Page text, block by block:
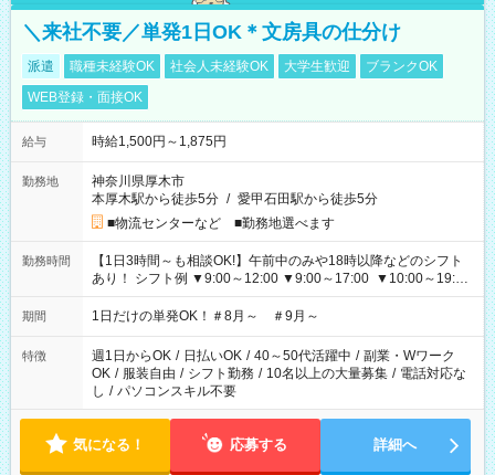
＼来社不要／単発1日OK＊文房具の仕分け
派遣 職種未経験OK 社会人未経験OK 大学生歓迎
ブランクOK
WEB登録・面接OK
給与 時給1,500円～1,875円
勤務地
神奈川県厚木市
本厚木駅から徒歩5分 / 愛甲石田駅から徒歩5分
■物流センターなど ■勤務地選べます
勤務時間
【1日3時間～も相談OK!】午前中のみや18時以降などのシフト
あり！ シフト例 ▼9:00～12:00 ▼9:00～17:00 ▼10:00～19:00
▼18:00～21:00
期間 1日だけの単発OK！＃8月～ ＃9月～
特徴 週1日からOK / 日払いOK / 40～50代活躍中 / 副業・Wワーク
OK / 服装自由 / シフト勤務 / 10名以上の大量募集 / 電話対応な
し / パソコンスキル不要
気になる！ 応募する 詳細へ